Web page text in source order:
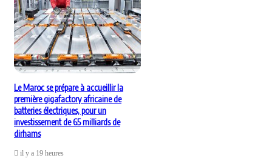
Le Maroc se prépare à accueillir la
première gigafactory africaine de
batteries électriques, pour un
investissement de 65 milliards de
dirhams
il y a 19 heures